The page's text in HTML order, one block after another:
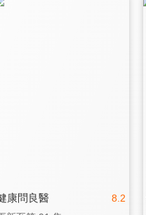
8.2
康問良醫